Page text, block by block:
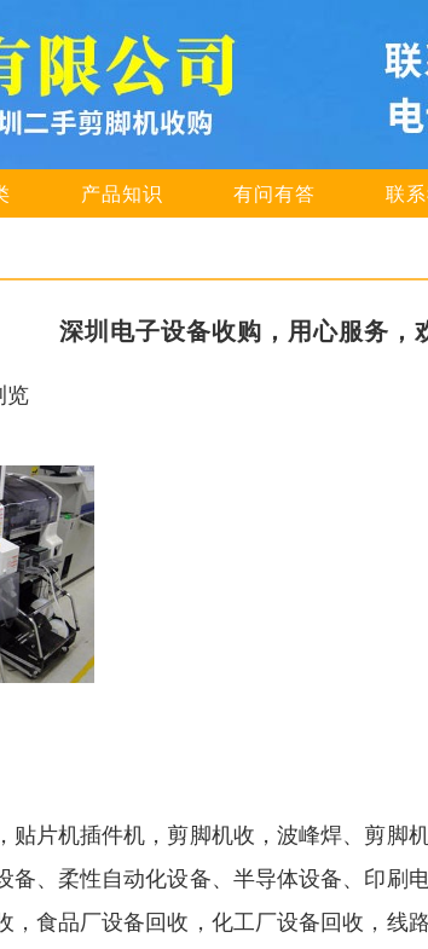
产品知识 有问有答 联
深圳电子设备收购，用心服务，
览
贴片机插件机，剪脚机收，波峰焊、剪脚
备、柔性自动化设备、半导体设备、印刷
，食品厂设备回收，化工厂设备回收，线